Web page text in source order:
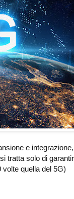
e
tratta solo di
quella del 5G)